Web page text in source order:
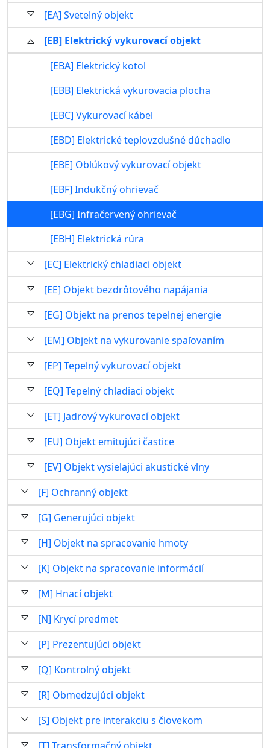
[EA] Svetelný objekt
[EB] Elektrický vykurovací objekt
[EBA] Elektrický kotol
[EBB] Elektrická vykurovacia plocha
[EBC] Vykurovací kábel
[EBD] Elektrické teplovzdušné dúchadlo
[EBE] Oblúkový vykurovací objekt
[EBF] Indukčný ohrievač
[EBG] Infračervený ohrievač
[EBH] Elektrická rúra
[EC] Elektrický chladiaci objekt
[EE] Objekt bezdrôtového napájania
[EG] Objekt na prenos tepelnej energie
[EM] Objekt na vykurovanie spaľovaním
[EP] Tepelný vykurovací objekt
[EQ] Tepelný chladiaci objekt
[ET] Jadrový vykurovací objekt
[EU] Objekt emitujúci častice
[EV] Objekt vysielajúci akustické vlny
[F] Ochranný objekt
[G] Generujúci objekt
[H] Objekt na spracovanie hmoty
[K] Objekt na spracovanie informácií
[M] Hnací objekt
[N] Krycí predmet
[P] Prezentujúci objekt
[Q] Kontrolný objekt
[R] Obmedzujúci objekt
[S] Objekt pre interakciu s človekom